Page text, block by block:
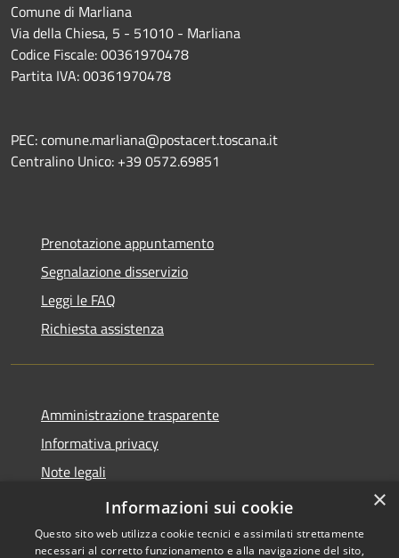
Comune di Marliana
Via della Chiesa, 5 - 51010 - Marliana
Codice Fiscale: 00361970478
Partita IVA: 00361970478
PEC: comune.marliana@postacert.toscana.it
Centralino Unico: +39 0572.69851
Prenotazione appuntamento
Segnalazione disservizio
Leggi le FAQ
Richiesta assistenza
Amministrazione trasparente
Informativa privacy
Note legali
Dichiarazione di accessibilità
×
Informazioni sui cookie
Questo sito web utilizza cookie tecnici e assimilati strettamente
necessari al corretto funzionamento e alla navigazione del sito,